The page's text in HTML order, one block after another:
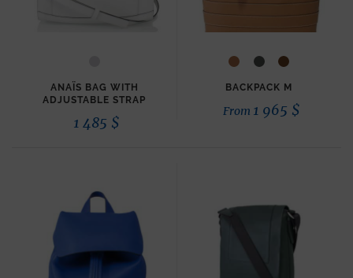
ANAÏS BAG WITH
ADJUSTABLE STRAP
1 485 $
BACKPACK M
From 1 965 $